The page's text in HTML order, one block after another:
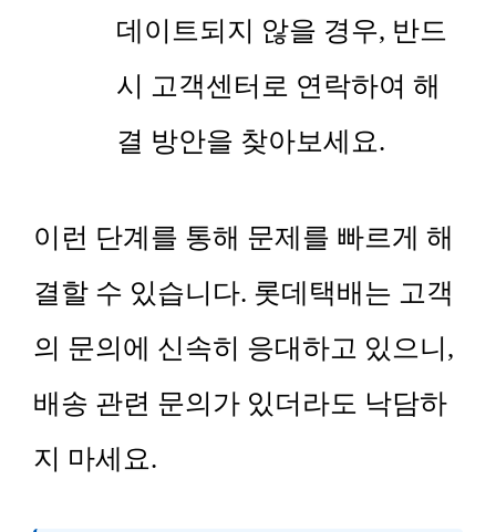
데이트되지 않을 경우, 반드
시 고객센터로 연락하여 해
결 방안을 찾아보세요.
이런 단계를 통해 문제를 빠르게 해
결할 수 있습니다. 롯데택배는 고객
의 문의에 신속히 응대하고 있으니,
배송 관련 문의가 있더라도 낙담하
지 마세요.